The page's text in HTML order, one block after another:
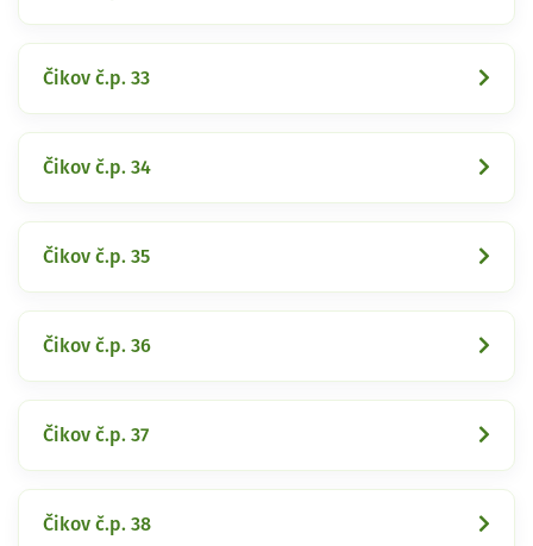
Čikov č.p. 33
Čikov č.p. 34
Čikov č.p. 35
Čikov č.p. 36
Čikov č.p. 37
Čikov č.p. 38